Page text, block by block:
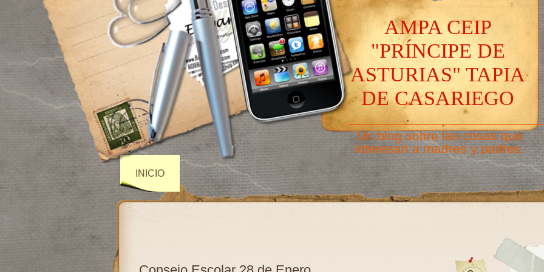
AMPA CEIP
"PRÍNCIPE DE
ASTURIAS" TAPIA
DE CASARIEGO
Un blog sobre las cosas que
interesan a madres y padres.
INICIO